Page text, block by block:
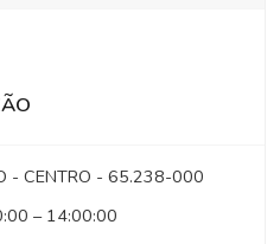
- CENTRO - 65.238-000
– 14:00:00